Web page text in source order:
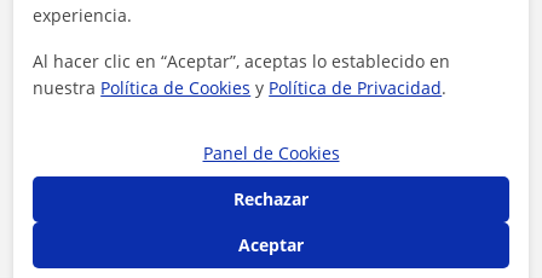
Contactar ahora
experiencia.
Al hacer clic en “Aceptar”, aceptas lo establecido en
nuestra Política de Cookies y Política de Privacidad.
Panel de Cookies
Rechazar
Aceptar